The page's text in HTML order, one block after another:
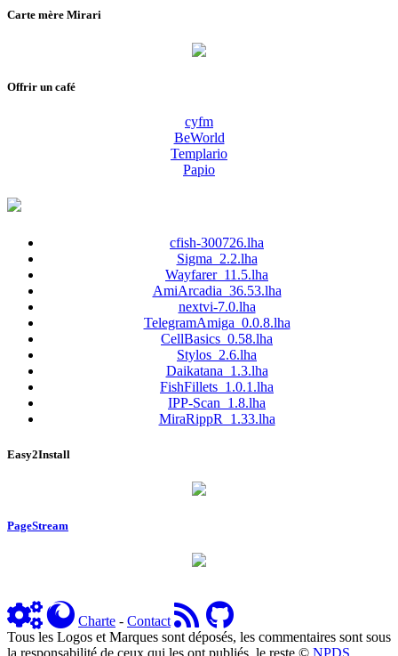
Carte mère Mirari
Offrir un café
cyfm
BeWorld
Templario
Papio
cfish-300726.lha
Sigma_2.2.lha
Wayfarer_11.5.lha
AmiArcadia_36.53.lha
nextvi-7.0.lha
TelegramAmiga_0.0.8.lha
CellBasics_0.58.lha
Stylos_2.6.lha
Daikatana_1.3.lha
FishFillets_1.0.1.lha
IPP-Scan_1.8.lha
MiraRippR_1.33.lha
Easy2Install
PageStream
Charte - Contact
Tous les Logos et Marques sont déposés, les commentaires sont sous
la responsabilité de ceux qui les ont publiés, le reste © NPDS